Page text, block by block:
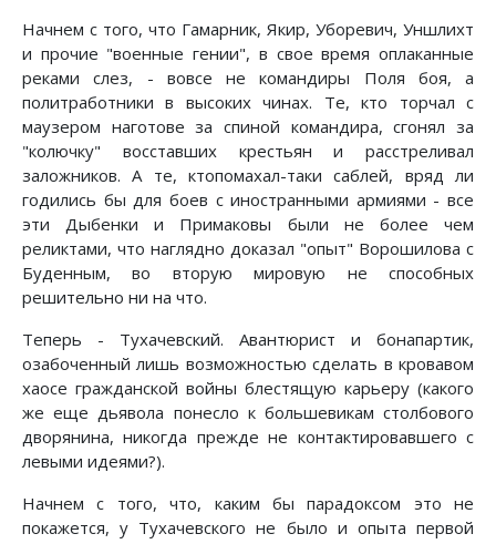
Начнем с того, что Гамарник, Якир, Уборевич, Уншлихт
и прочие "военные гении", в свое время оплаканные
реками слез, - вовсе не командиры Поля боя, а
политработники в высоких чинах. Те, кто торчал с
маузером наготове за спиной командира, сгонял за
"колючку" восставших крестьян и расстреливал
заложников. А те, ктопомахал-таки саблей, вряд ли
годились бы для боев с иностранными армиями - все
эти Дыбенки и Примаковы были не более чем
реликтами, что наглядно доказал "опыт" Ворошилова с
Буденным, во вторую мировую не способных
решительно ни на что.
Теперь - Тухачевский. Авантюрист и бонапартик,
озабоченный лишь возможностью сделать в кровавом
хаосе гражданской войны блестящую карьеру (какого
же еще дьявола понесло к большевикам столбового
дворянина, никогда прежде не контактировавшего с
левыми идеями?).
Начнем с того, что, каким бы парадоксом это не
покажется, у Тухачевского не было и опыта первой